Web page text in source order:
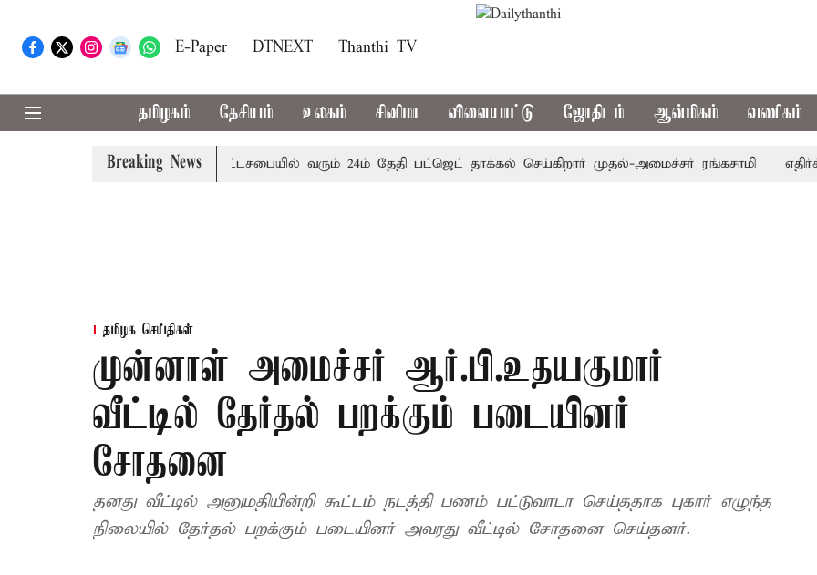
E-Paper DTNEXT Thanthi TV
தமிழகம் தேசியம் உலகம் சினிமா விளையாட்டு ஜோதிடம் ஆன்மிகம் வணிகம்
Breaking News
புதுச்சேரி சட்டசபையில் வரும் 24ம் தேதி பட்ஜெட் தாக்கல் செய்கிறார் முதல்-அமைச்சர் ரங்கசாமி
தமிழக செய்திகள்
முன்னாள் அமைச்சர் ஆர்.பி.உதயகுமார்
வீட்டில் தேர்தல் பறக்கும் படையினர்
சோதனை
தனது வீட்டில் அனுமதியின்றி கூட்டம் நடத்தி பணம் பட்டுவாடா செய்ததாக புகார் எழுந்த
நிலையில் தேர்தல் பறக்கும் படையினர் அவரது வீட்டில் சோதனை செய்தனர்.